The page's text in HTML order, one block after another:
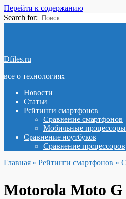
Перейти к содержанию
Search for:
Dfiles.ru
все о технологиях
Новости
Статьи
Рейтинги смартфонов
Сравнение смартфонов
Мобильные процессоры
Сравнение ноутбуков
Сравнение процессоров
Главная » Рейтинги смартфонов »
Motorola Moto G